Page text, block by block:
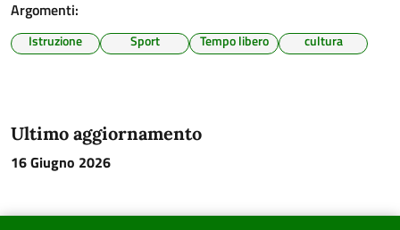
Argomenti:
Istruzione Sport Tempo libero cultura
Ultimo aggiornamento
16 Giugno 2026